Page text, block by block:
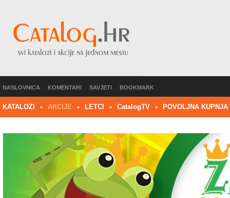
NASLOVNICA KOMENTARI SAVJETI BOOKMARK
KATALOZI AKCIJE LETCI CatalogTV POVOLJNA KUPNJA